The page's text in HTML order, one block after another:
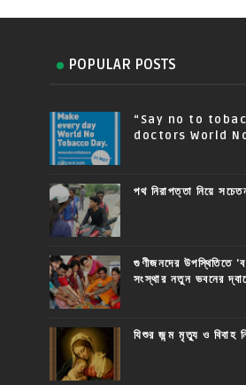
POPULAR POSTS
“Say no to
doctors World
পথ নিরাপত্তা নিয়ে
গুণীজনদের উপস্থিতিতে
সংস্থার নতুন ভবনের
যিশুর জন্ম মৃত্যু ও বিবাহ